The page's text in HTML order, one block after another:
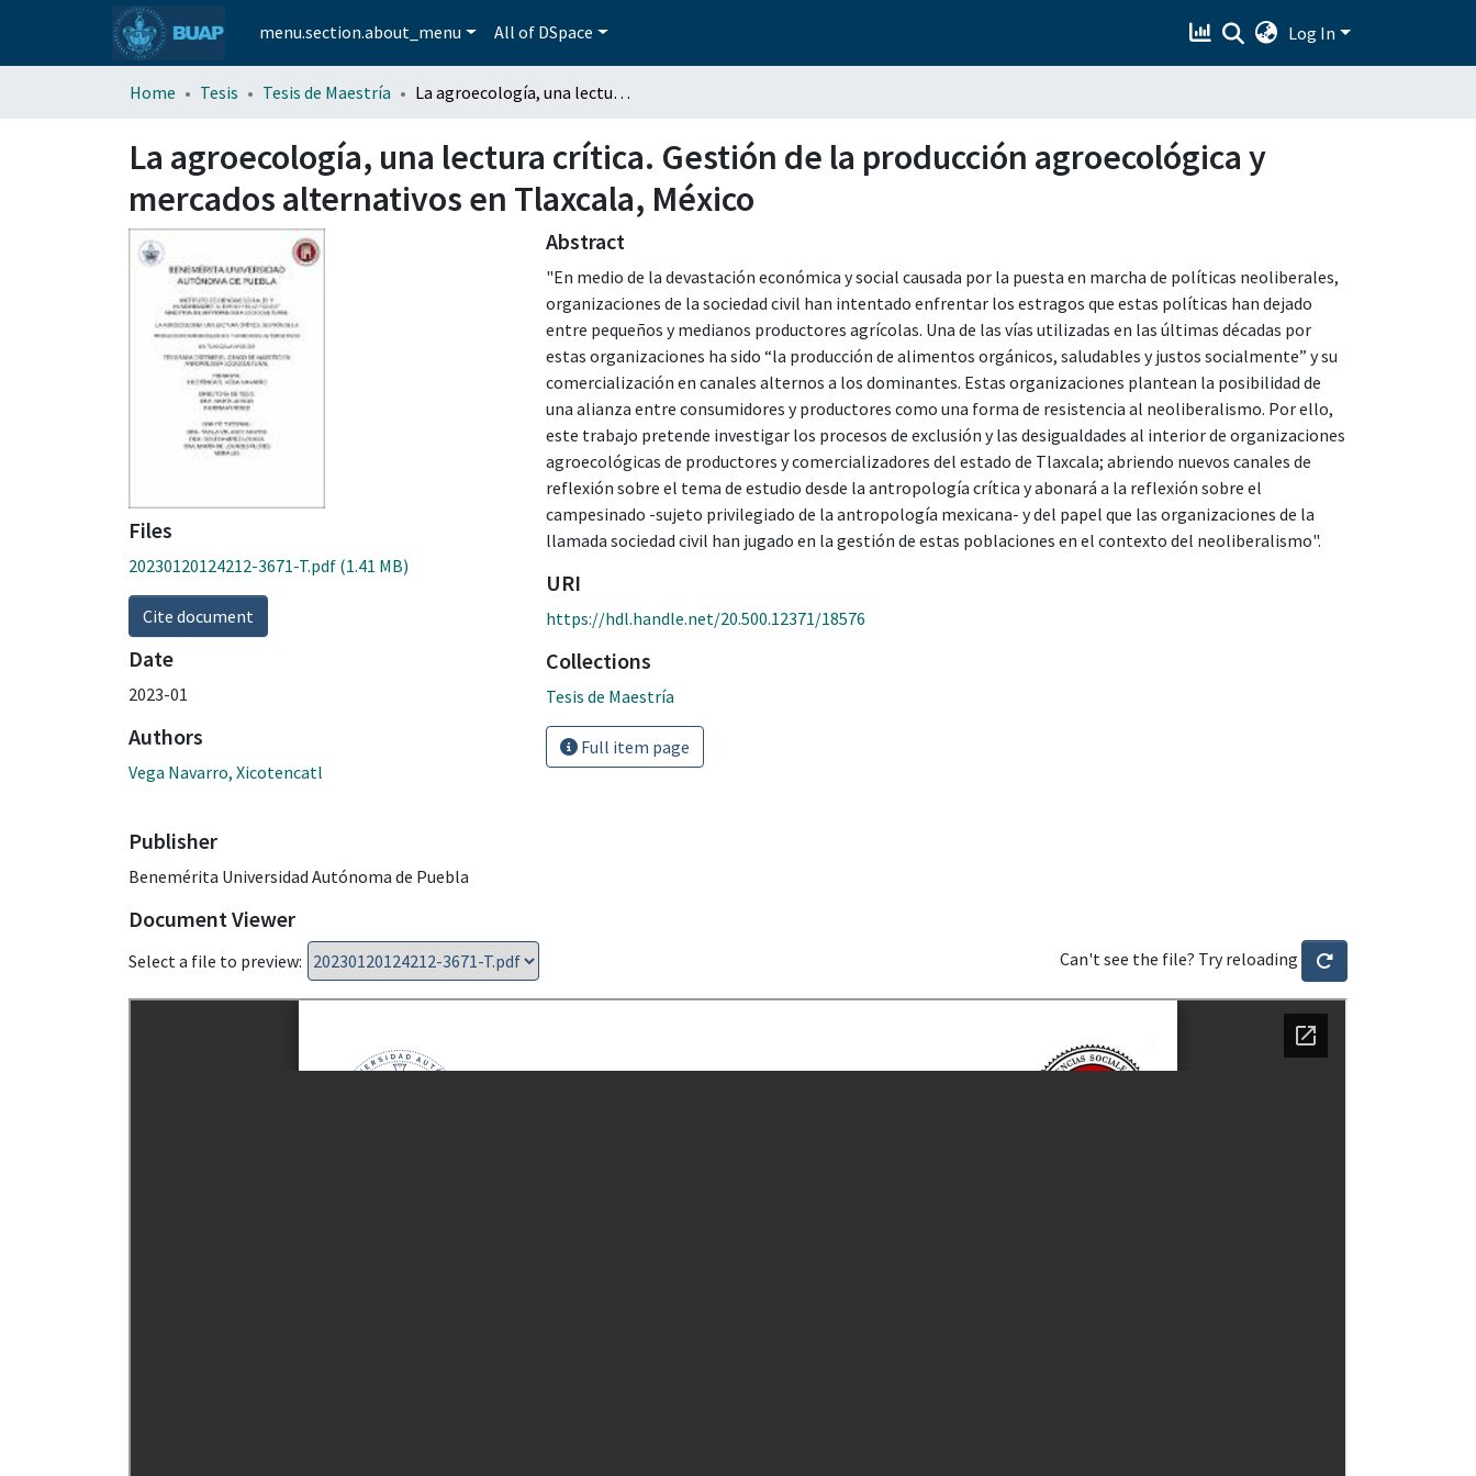
menu.section.about_menu All of DSpace Log In
Home Tesis Tesis de Maestría La agroecología, una lectura crítica. Gestión de la producción agroecológica y mercados alternativos en Tlaxcala, México
La agroecología, una lectura crítica. Gestión de la producción agroecológica y
mercados alternativos en Tlaxcala, México
Files
20230120124212-3671-T.pdf (1.41 MB)
Cite document
Date
2023-01
Authors
Vega Navarro, Xicotencatl
Publisher
Benemérita Universidad Autónoma de Puebla
Abstract
"En medio de la devastación económica y social causada por la puesta en marcha de políticas neoliberales,
organizaciones de la sociedad civil han intentado enfrentar los estragos que estas políticas han dejado
entre pequeños y medianos productores agrícolas. Una de las vías utilizadas en las últimas décadas por
estas organizaciones ha sido “la producción de alimentos orgánicos, saludables y justos socialmente” y su
comercialización en canales alternos a los dominantes. Estas organizaciones plantean la posibilidad de
una alianza entre consumidores y productores como una forma de resistencia al neoliberalismo. Por ello,
este trabajo pretende investigar los procesos de exclusión y las desigualdades al interior de organizaciones
agroecológicas de productores y comercializadores del estado de Tlaxcala; abriendo nuevos canales de
reflexión sobre el tema de estudio desde la antropología crítica y abonará a la reflexión sobre el
campesinado -sujeto privilegiado de la antropología mexicana- y del papel que las organizaciones de la
llamada sociedad civil han jugado en la gestión de estas poblaciones en el contexto del neoliberalismo".
URI
https://hdl.handle.net/20.500.12371/18576
Collections
Tesis de Maestría
Full item page
Document Viewer
Select a file to preview: Can't see the file? Try reloading